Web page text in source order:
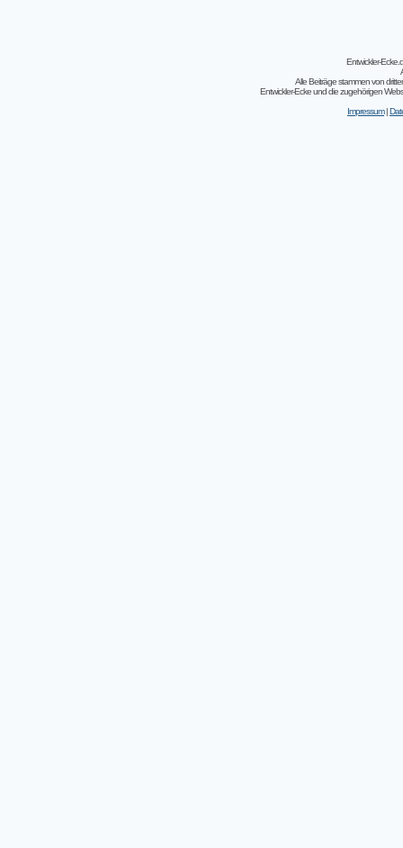
Entwickler-
Alle Beiträge stammen von
Entwickler-Ecke und die zugehörigen
Impressum|